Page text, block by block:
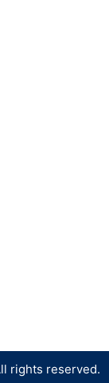
rights reserved.